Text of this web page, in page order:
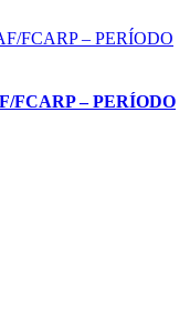
FCARP – PERÍODO